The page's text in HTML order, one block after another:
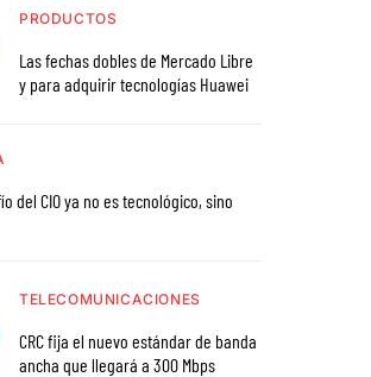
PRODUCTOS
Las fechas dobles de Mercado Libre
y para adquirir tecnologías Huawei
del CIO ya no es tecnológico, sino
TELECOMUNICACIONES
CRC fija el nuevo estándar de banda
ancha que llegará a 300 Mbps